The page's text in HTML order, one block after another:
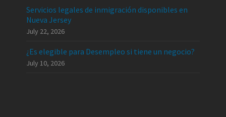
Servicios legales de inmigración disponibles en
Nueva Jersey
July 22, 2026
¿Es elegible para Desempleo si tiene un negocio?
July 10, 2026